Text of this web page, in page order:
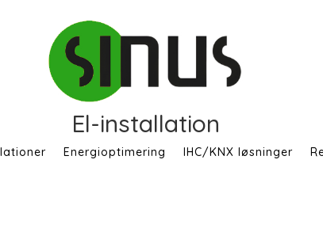
Energioptimering IHC/KNX løsninger
El-installation